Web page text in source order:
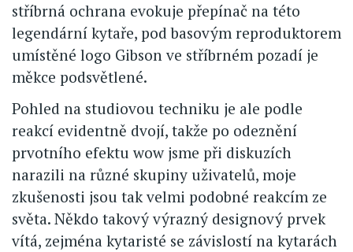
stříbrná ochrana evokuje přepínač na této
legendární kytaře, pod basovým reproduktorem
umístěné logo Gibson ve stříbrném pozadí je
měkce podsvětlené.
Pohled na studiovou techniku je ale podle
reakcí evidentně dvojí, takže po odeznění
prvotního efektu wow jsme při diskuzích
narazili na různé skupiny uživatelů, moje
zkušenosti jsou tak velmi podobné reakcím ze
světa. Někdo takový výrazný designový prvek
vítá, zejména kytaristé se závislostí na kytarách